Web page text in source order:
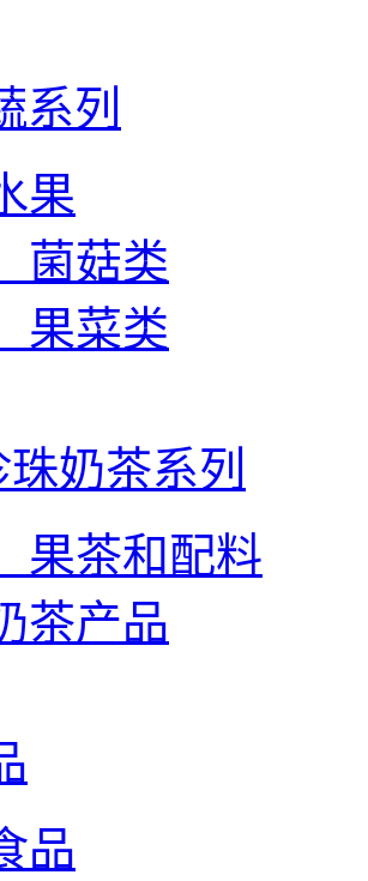
系列
果
菌菇类
果菜类
奶茶系列
果茶和配料
茶产品
品